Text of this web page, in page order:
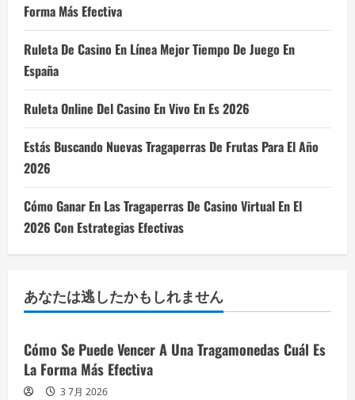
Forma Más Efectiva
Ruleta De Casino En Línea Mejor Tiempo De Juego En
España
Ruleta Online Del Casino En Vivo En Es 2026
Estás Buscando Nuevas Tragaperras De Frutas Para El Año
2026
Cómo Ganar En Las Tragaperras De Casino Virtual En El
2026 Con Estrategias Efectivas
あなたは逃したかもしれません
Cómo Se Puede Vencer A Una Tragamonedas Cuál Es
La Forma Más Efectiva
3 7月 2026